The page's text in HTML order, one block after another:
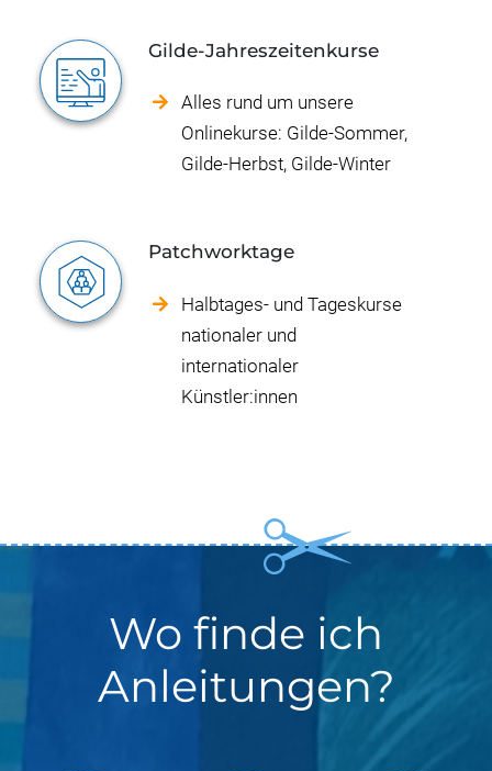
Gilde-Jahreszeitenkurse
Alles rund um unsere
Onlinekurse: Gilde-Sommer,
Gilde-Herbst, Gilde-Winter
Patchworktage
Halbtages- und Tageskurse
nationaler und
internationaler
Künstler:innen
Wo finde ich
Anleitungen?